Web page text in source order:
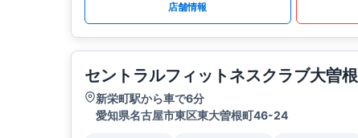
店舗情報
セントラルフィットネスクラブ大曽根
新栄町駅から車で6分
愛知県名古屋市東区東大曽根町46-24